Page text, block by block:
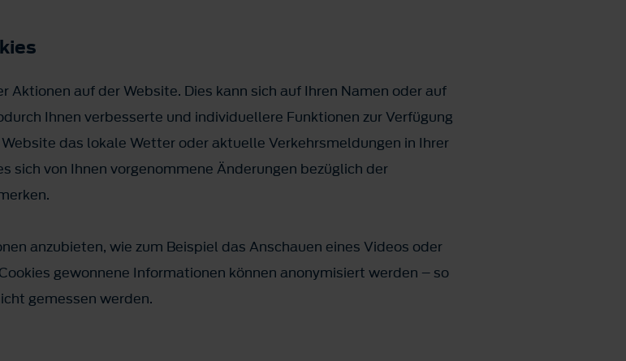
Aktionen auf der Website. Dies kann sich auf Ihren Namen oder auf
Ihnen verbesserte und individuellere Funktionen zur Verfügung
das lokale Wetter oder aktuelle Verkehrsmeldungen in Ihrer
sich von Ihnen vorgenommene Änderungen bezüglich der
anzubieten, wie zum Beispiel das Anschauen eines Videos oder
gewonnene Informationen können anonymisiert werden – so
gemessen werden.